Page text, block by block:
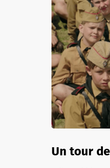
Un tour